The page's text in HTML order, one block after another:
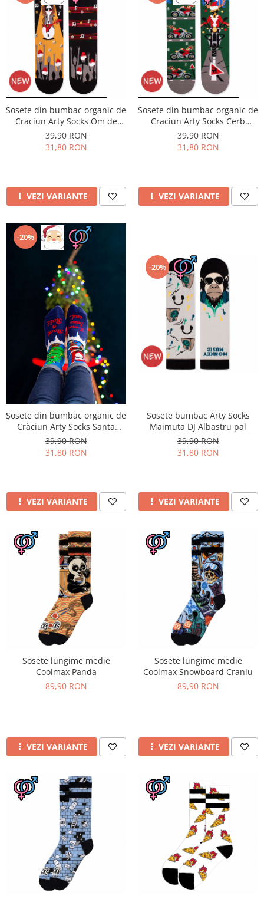
Merino Warm
Merino Etno
Cutie Cadou Merino
Drumetie
Sosete sport
Sosete medicinale
Sosete termice
Sosete medicinale
Sosete termice
Sosete din bumbac organic de
Craciun Arty Socks Om de
Zapada Rocker Negru
39,90 RON
31,80 RON
VEZI VARIANTE
Sosete din bumbac organic de
Craciun Arty Socks Cerb
Motociclist Verde inchis
39,90 RON
31,80 RON
VEZI VARIANTE
-20%
Șosete din bumbac organic de
Crăciun Arty Socks Santa
Rocker - Albastru
39,90 RON
31,80 RON
VEZI VARIANTE
-20%
Sosete bumbac Arty Socks
Maimuta DJ Albastru pal
39,90 RON
31,80 RON
VEZI VARIANTE
Sosete lungime medie
Coolmax Panda
89,90 RON
VEZI VARIANTE
Sosete lungime medie
Coolmax Snowboard Craniu
89,90 RON
VEZI VARIANTE